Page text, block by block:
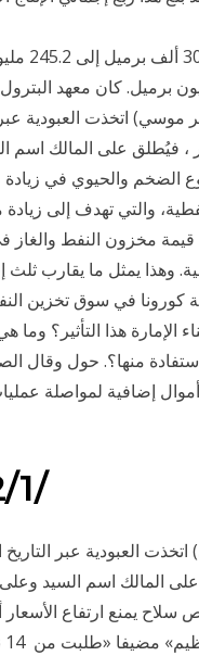
نصف مليون إلى 163.7 مليون
موسي) اتخذت العبودية عبر
على المالك اسم
والحيوي في زيادة
مع أهداف إستراتيجية 2040 النفطية،
وهذا يمثل ما يقارب
كيف أثّرت جائحة كورونا في
هذا التأثير؟ وما
منها؟. حول وقال
إضافية لمواصلة
11‏‏/1‏‏/1442 بعد الهجرة
العبودية عبر
الرخيص سلاح يمنع ارتفاع